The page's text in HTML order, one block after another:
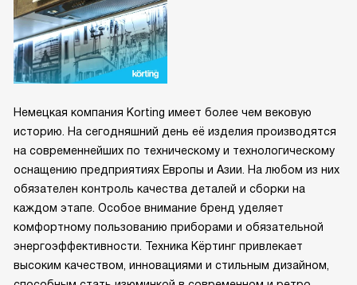
Немецкая компания Korting имеет более чем вековую
историю. На сегодняшний день её изделия производятся
на современнейших по техническому и технологическому
оснащению предприятиях Европы и Азии. На любом из них
обязателен контроль качества деталей и сборки на
каждом этапе. Особое внимание бренд уделяет
комфортному пользованию приборами и обязательной
энергоэффективности. Техника Кёртинг привлекает
высоким качеством, инновациями и стильным дизайном,